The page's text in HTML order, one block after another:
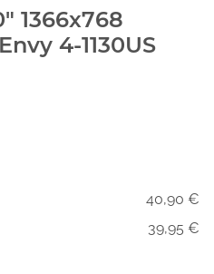
1366x768
4-1130US
40,90 €
39,95 €